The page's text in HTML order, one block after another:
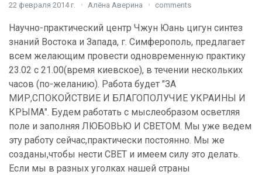
22 февраля 2014 г. Алёна Аверина comments
Научно-практический центр Чжун Юань цигун синтез
знаний Востока и Запада, г. Симферополь, предлагает
всем желающим провести одновременную практику
23.02 с 21.00(время киевское), в течении нескольких
часов (по-желанию). Работа будет "ЗА
МИР,СПОКОЙСТВИЕ И БЛАГОПОЛУЧИЕ УКРАИНЫ И
КРЫМА". Будем работать с мыслеобразом осветляя
поле и заполняя ЛЮБОВЬЮ И СВЕТОМ. Мы уже ведем
эту работу сейчас,практически постоянно. Мы же
созданы,чтобы нести СВЕТ и имеем силу это делать.
Если мы в разных уголках нашей страны